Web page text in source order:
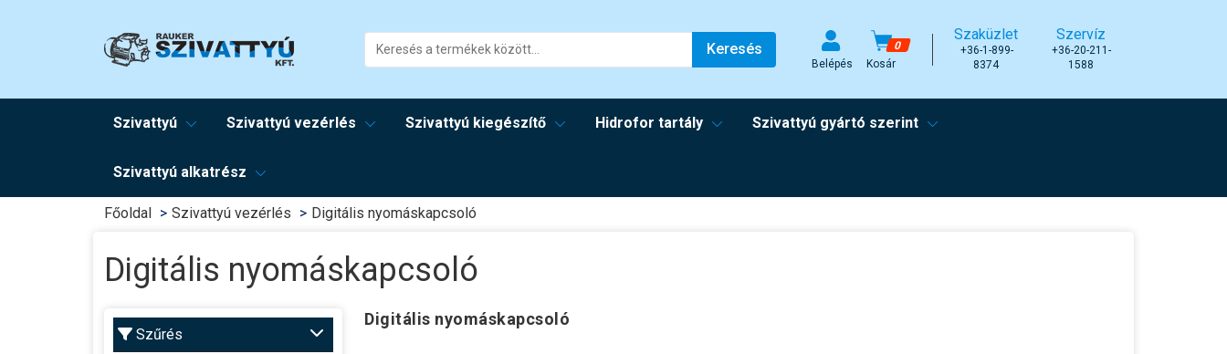
Keresés
Belépés
0
Kosár
Szaküzlet
+36-1-899-
8374
Szervíz
+36-20-211-
1588
Szivattyú Szivattyú vezérlés Szivattyú kiegészítő Hidrofor tartály Szivattyú gyártó szerint
Szivattyú alkatrész
Főoldal Szivattyú vezérlés Digitális nyomáskapcsoló
Digitális nyomáskapcsoló
Szűrés
Digitális nyomáskapcsoló